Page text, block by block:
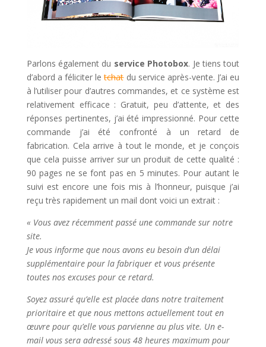
Parlons également du service Photobox. Je tiens tout
d’abord a féliciter letchatdu service après-vente. J’ai eu
à l’utiliser pour d’autres commandes, et ce système est
relativement efficace : Gratuit, peu d’attente, et des
réponses pertinentes, j’ai été impressionné. Pour cette
commande j’ai été confronté à un retard de
fabrication. Cela arrive à tout le monde, et je conçois
que cela puisse arriver sur un produit de cette qualité :
90 pages ne se font pas en 5 minutes. Pour autant le
suivi est encore une fois mis à l’honneur, puisque j’ai
reçu très rapidement un mail dont voici un extrait :
« Vous avez récemment passé une commande sur notre
site.
Je vous informe que nous avons eu besoin d’un délai
supplémentaire pour la fabriquer et vous présente
toutes nos excuses pour ce retard.
Soyez assuré qu’elle est placée dans notre traitement
prioritaire et que nous mettons actuellement tout en
œuvre pour qu’elle vous parvienne au plus vite. Un e-
mail vous sera adressé sous 48 heures maximum pour